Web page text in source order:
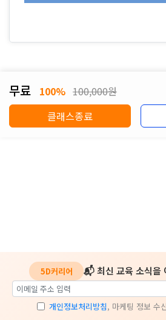
무료 100% 100,000원
클래스종료
5D커리어 📬 최신 교육 소식을
개인정보처리방침, 마케팅 정보 수